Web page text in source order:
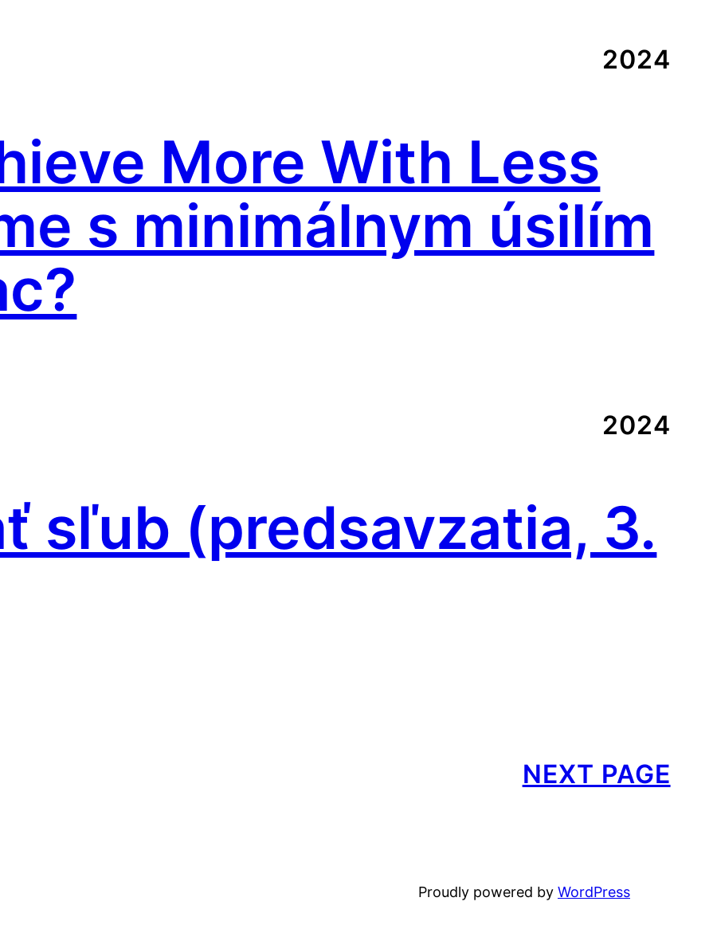
2024
More With Less
s minimálnym úsilím
2024
sľub (predsavzatia, 3.
NEXT PAGE
Proudly powered by WordPress